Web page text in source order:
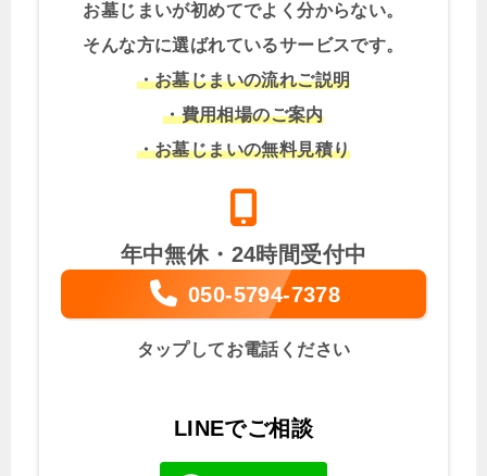
お墓じまいが初めてでよく分からない。
そんな方に選ばれているサービスです。
・お墓じまいの流れご説明
・費用相場のご案内
・お墓じまいの無料見積り
年中無休・24時間受付中
050-5794-7378
タップしてお電話ください
LINEでご相談